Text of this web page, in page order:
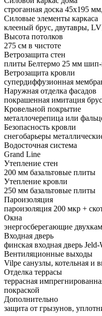
строганная доска 45х195
Силовые элементы каркаса
клееный брус, двутавры,
Высота потолков
275 см в чистоте
Ветрозащита стен
плиты Белтермо 25 мм шип-
Ветрозащита кровли
супердиффузионная
Наружная отделка фасадов
покрашенная имитация
Кровельной покрытие
металлочерепица или
Безопасность кровли
снегобарьеры
Водосточная система
Grand Line
Утепление стен
200 мм базальтовые плиты
Утепление кровли
250 мм базальтовые плиты
Пароизоляция
пароизоляция 200 мкр +
Окна
энергосберегающие
Входная дверь
финская входная дверь Jeld-
Вентиляционные выходы
Vilpe санузлы, котельная и
Отделка террасы
террасная
покраской
Дополнительно
защита от грызунов,